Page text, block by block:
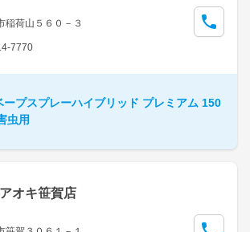
稲荷山５６０－３
7770
ープスプレーハイブリッド プレミアム 150
虫用
オキ笹賀店